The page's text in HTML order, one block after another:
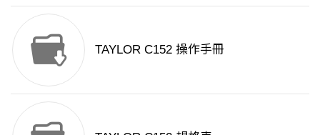
TAYLOR C152 操作手冊